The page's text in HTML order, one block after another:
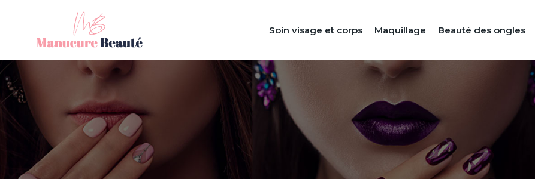
Soin visage et corps Maquillage Beauté des ongles